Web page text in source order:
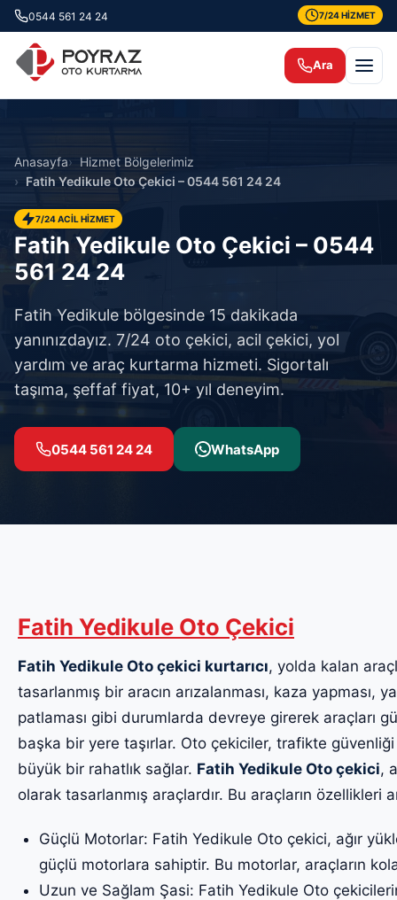
0544 561 24 24 7/24 HİZMET
Ara
Anasayfa
Hizmet Bölgelerimiz
Fatih Yedikule Oto Çekici – 0544 561 24 24
7/24 ACİL HİZMET
Fatih Yedikule Oto Çekici – 0544
561 24 24
Fatih Yedikule bölgesinde 15 dakikada
yanınızdayız. 7/24 oto çekici, acil çekici, yol
yardım ve araç kurtarma hizmeti. Sigortalı
taşıma, şeffaf fiyat, 10+ yıl deneyim.
0544 561 24 24 WhatsApp
Fatih Yedikule Oto Çekici
Fatih Yedikule Oto çekici kurtarıcı, yolda kalan
tasarlanmış bir aracın arızalanması, kaza yapması,
patlaması gibi durumlarda devreye girerek araçları
başka bir yere taşırlar. Oto çekiciler, trafikte
büyük bir rahatlık sağlar. Fatih Yedikule Oto çekici,
olarak tasarlanmış araçlardır. Bu araçların özellikleri
Güçlü Motorlar: Fatih Yedikule Oto çekici, ağır
güçlü motorlara sahiptir. Bu motorlar, araçların
Uzun ve Sağlam Şasi: Fatih Yedikule Oto